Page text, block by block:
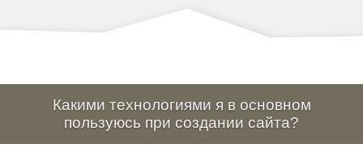
Какими технологиями я в основном
пользуюсь при создании сайта?